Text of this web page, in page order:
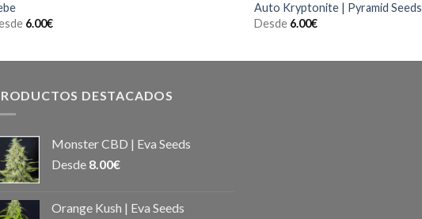
6.00€
Auto Kryptonite | Pyramid Seeds
Desde 6.00€
DESTACADOS
Monster CBD | Eva Seeds
Desde 8.00€
Orange Kush | Eva Seeds